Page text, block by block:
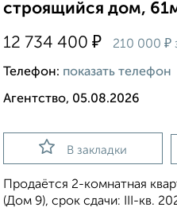
строящийся дом,
12 734 400 ₽ 210 000 ₽
Телефон: показать телефон
Агентство, 05.08.2026
В закладки
Продаётся 2-комнатная
(Дом 9), срок сдачи: III-кв.